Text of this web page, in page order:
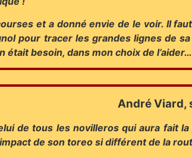
et a donné envie de le voir. Il
pour tracer les grandes lignes de
était besoin, dans mon choix de
André Viard,
de tous les novilleros qui aura fait
de son toreo si différent de la